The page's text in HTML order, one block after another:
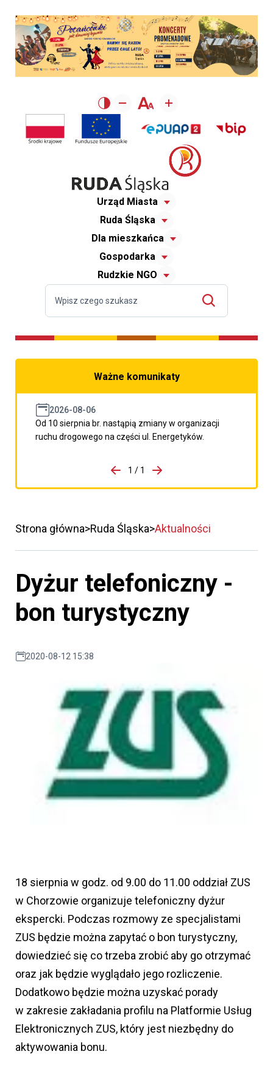
Urząd Miasta
Ruda Śląska
Dla mieszkańca
Gospodarka
Rudzkie NGO
Ważne komunikaty
2026-08-06
Od 10 sierpnia br. nastąpią zmiany w organizacji
ruchu drogowego na części ul. Energetyków.
porzpedniego komunikatu
1 / 1
Przejdź do następnego
Strona główna Ruda Śląska Aktualności
Dyżur telefoniczny -
bon turystyczny
2020-08-12 15:38
18 sierpnia w godz. od 9.00 do 11.00 oddział ZUS
w Chorzowie organizuje telefoniczny dyżur
ekspercki. Podczas rozmowy ze specjalistami
ZUS będzie można zapytać o bon turystyczny,
dowiedzieć się co trzeba zrobić aby go otrzymać
oraz jak będzie wyglądało jego rozliczenie.
Dodatkowo będzie można uzyskać porady
w zakresie zakładania profilu na Platformie Usług
Elektronicznych ZUS, który jest niezbędny do
aktywowania bonu.